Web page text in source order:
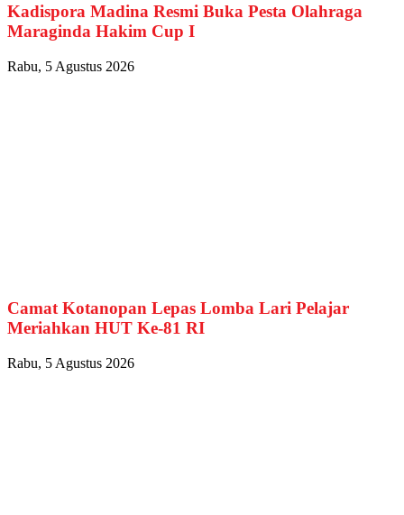
Kadispora Madina Resmi Buka Pesta Olahraga
Maraginda Hakim Cup I
Rabu, 5 Agustus 2026
Camat Kotanopan Lepas Lomba Lari Pelajar
Meriahkan HUT Ke-81 RI
Rabu, 5 Agustus 2026